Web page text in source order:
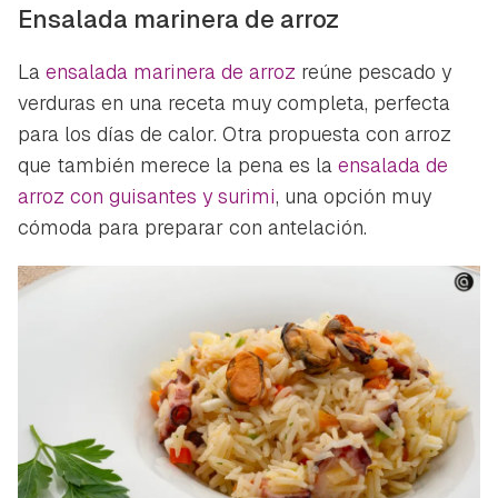
Ensalada marinera de arroz
La ensalada marinera de arroz reúne pescado y
verduras en una receta muy completa, perfecta
para los días de calor. Otra propuesta con arroz
que también merece la pena es la ensalada de
arroz con guisantes y surimi, una opción muy
cómoda para preparar con antelación.